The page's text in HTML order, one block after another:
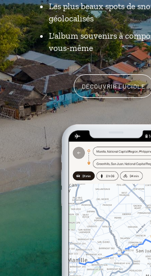
Les plus beaux spots de
géolocalisés
L'album souvenirs à
vous-même
DÉCOUVRIR LUCIOLE